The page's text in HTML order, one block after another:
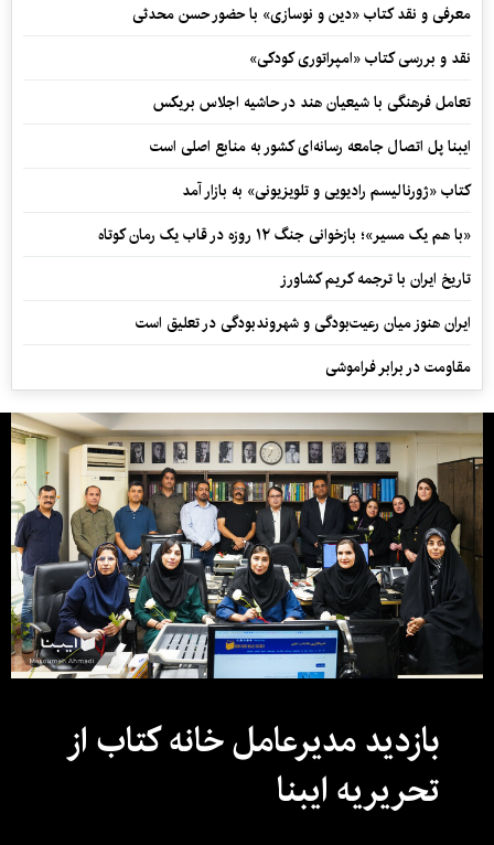
معرفی و نقد کتاب «دین و نوسازی» با حضور حسن محدثی
نقد و بررسی کتاب «امپراتوری کودکی»
تعامل فرهنگی با شیعیان هند در حاشیه اجلاس بریکس
ایبنا پل اتصال جامعه رسانه‌ای کشور به منابع اصلی است
کتاب «ژورنالیسم رادیویی و تلویزیونی» به بازار آمد
«با هم یک مسیر»؛ بازخوانی جنگ ۱۲ روزه در قاب یک رمان کوتاه
تاریخ ایران با ترجمه کریم کشاورز
ایران هنوز میان رعیت‌بودگی و شهروندبودگی در تعلیق است
مقاومت در برابر فراموشی
بازدید مدیرعامل خانه کتاب از
تحریریه ایبنا